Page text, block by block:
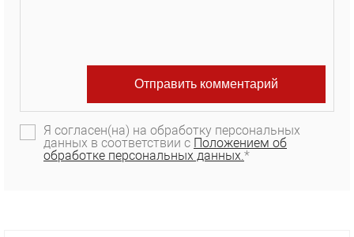
Я согласен(на) на обработку персональных
данных в соответствии с Положением об
обработке персональных данных.*